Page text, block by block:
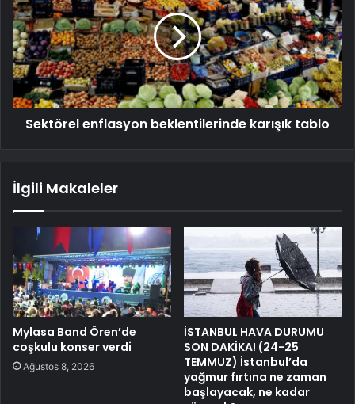
Sektörel enflasyon beklentilerinde karışık tablo
İlgili Makaleler
Mylasa Band Ören’de
coşkulu konser verdi
Ağustos 8, 2026
İSTANBUL HAVA DURUMU
SON DAKİKA! (24-25
TEMMUZ) İstanbul’da
yağmur fırtına ne zaman
başlayacak, ne kadar